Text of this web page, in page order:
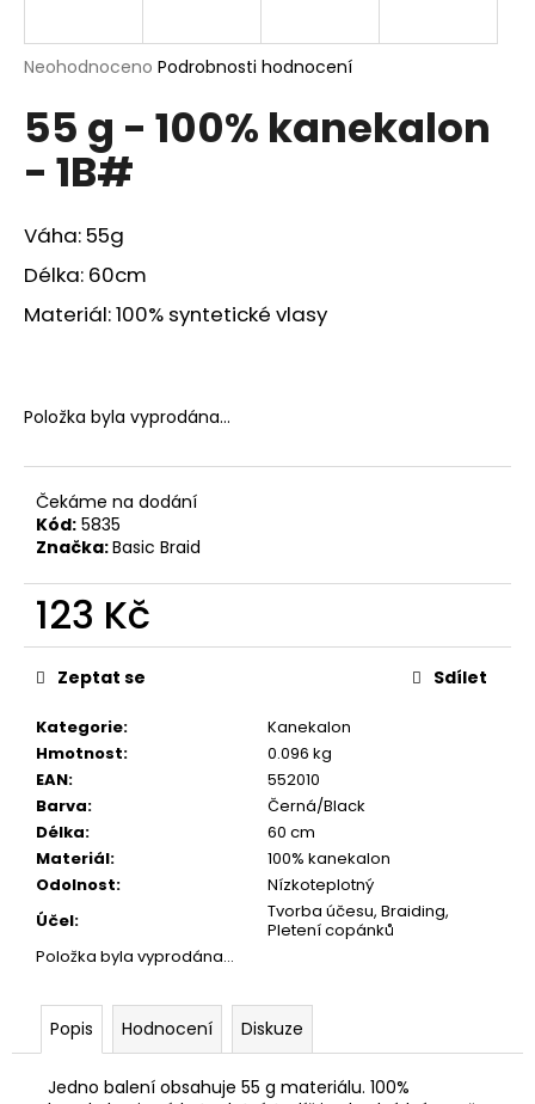
Průměrné
produktu
je
z
hvězdiček.
Neohodnoceno Podrobnosti hodnocení
55 g - 100% kanekalon
- 1B#
Váha: 55g
Délka: 60cm
Materiál: 100% syntetické vlasy
Položka byla vyprodána…
Čekáme na dodání
Kód: 5835
Značka:Basic Braid
123 Kč
Měrná
cena:
Kategorie:
Kanekalon
Hmotnost:
0.096 kg
EAN:
552010
Barva:
Černá/Black
Délka:
60 cm
Materiál:
100% kanekalon
Odolnost:
Nízkoteplotný
Účel:
Tvorba účesu, Braiding,
Pletení copánků
Položka byla vyprodána…
Zeptat se Sdílet
Popis Hodnocení Diskuze
Jedno balení obsahuje 55 g materiálu. 100%
j
t
?
o
p
o
u
č
j
m
e